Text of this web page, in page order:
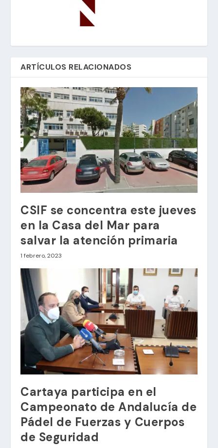
ARTÍCULOS RELACIONADOS
CSIF se concentra este jueves
en la Casa del Mar para
salvar la atención primaria
1 febrero, 2023
Cartaya participa en el
Campeonato de Andalucía de
Pádel de Fuerzas y Cuerpos
de Seguridad